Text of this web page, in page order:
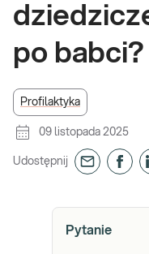
po babci?
Profilaktyka
09 listopada 2025
Udostępnij
Pytanie